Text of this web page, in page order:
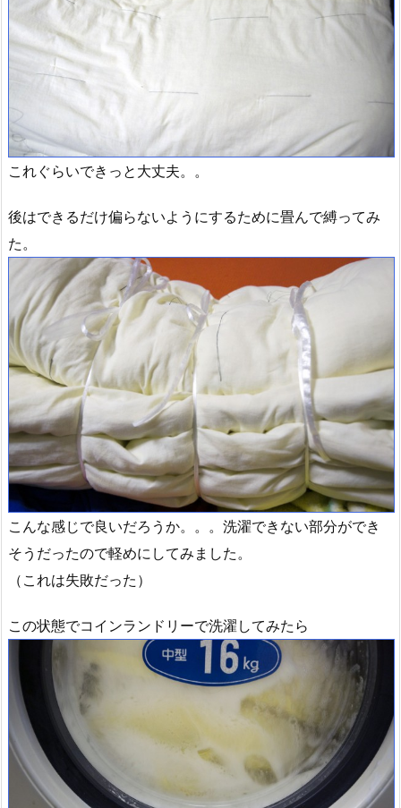
これぐらいできっと大丈夫。。
後はできるだけ偏らないようにするために畳んで縛ってみ
た。
こんな感じで良いだろうか。。。洗濯できない部分ができ
そうだったので軽めにしてみました。
（これは失敗だった）
この状態でコインランドリーで洗濯してみたら